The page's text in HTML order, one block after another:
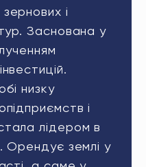
і
Заснована у
низку
і
лідером в
Орендує землі у